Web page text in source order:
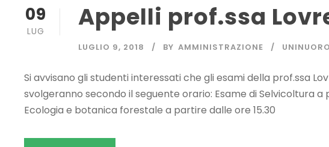
09
LUG Appelli prof.ssa
LUGLIO 9, 2018 BY AMMINISTRAZIONE UNINUORO
Si avvisano gli studenti interessati che gli esami della prof.ssa
svolgeranno secondo il seguente orario: Esame di Selvicoltura a
Ecologia e botanica forestale a partire dalle ore 15.30